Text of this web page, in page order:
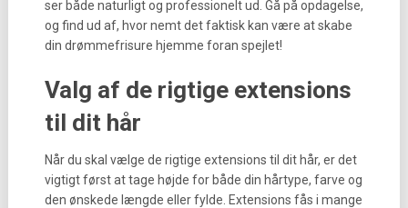
ser både naturligt og professionelt ud. Gå på opdagelse,
og find ud af, hvor nemt det faktisk kan være at skabe
din drømmefrisure hjemme foran spejlet!
Valg af de rigtige extensions
til dit hår
Når du skal vælge de rigtige extensions til dit hår, er det
vigtigt først at tage højde for både din hårtype, farve og
den ønskede længde eller fylde. Extensions fås i mange